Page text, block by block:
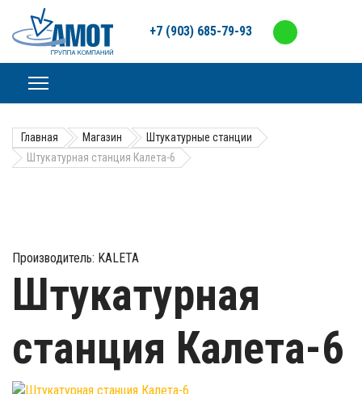
+7 (903) 685-79-93
Главная Магазин
Штукатурные станции
Штукатурная станция Калета-6
Производитель: KALETA
Штукатурная
станция Калета-6